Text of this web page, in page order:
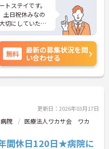
ステイです。
土日祝休みなの
切にしていただ
されてしっかり
ントなど、さら
軽にご相談くだ
無料
最新の募集状況を問
い合わせる
更新日：2026年03月17日
院
医療法人ワカサ会 ワカ
間休日120日★病院に